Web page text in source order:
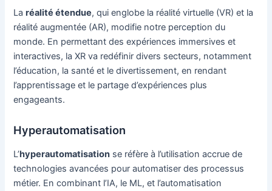
Laréalité étendue, qui englobe la réalité virtuelle (VR) et la
réalité augmentée (AR), modifie notre perception du
monde. En permettant des expériences immersives et
interactives, la XR va redéfinir divers secteurs, notamment
l’éducation, la santé et le divertissement, en rendant
l’apprentissage et le partage d’expériences plus
engageants.
Hyperautomatisation
L’hyperautomatisation se réfère à l’utilisation accrue de
technologies avancées pour automatiser des processus
métier. En combinant l’IA, le ML, et l’automatisation